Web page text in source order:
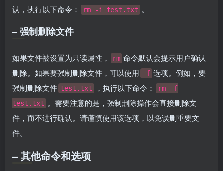
认，执行以下命令：
rm -i test.txt 。
– 强制删除文件
如果文件被设置为只读属性， rm 命令默认会提示用户确认
删除。如果要强制删除文件，可以使用 -f 选项。例如，要
强制删除文件 test.txt ，执行以下命令：
rm -f
test.txt 。需要注意的是，强制删除操作会直接删除文
件，而不进行确认。请谨慎使用该选项，以免误删重要文
件。
– 其他命令和选项